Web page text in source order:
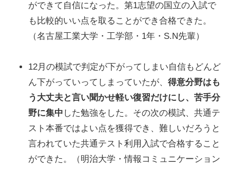
ができて自信になった。第1志望の国立の入試で
も比較的いい点を取ることができ合格できた。
（名古屋工業大学・工学部・1年・S.N先輩）
12月の模試で判定が下がってしまい自信もどんど
ん下がっていってしまっていたが、 得意分野はも
う大丈夫と言い聞かせ軽い復習だけにし、苦手分
野に集中 した勉強をした。その次の模試、共通テ
スト本番ではよい点を獲得でき、難しいだろうと
言われていた共通テスト利用入試で合格すること
ができた。（明治大学・情報コミュニケーション